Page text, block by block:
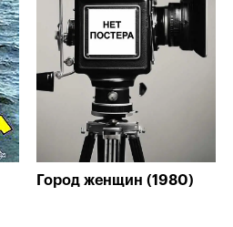
Город женщин (1980)